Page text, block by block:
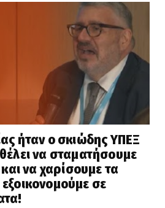
ήταν ο σκιώδης ΥΠΕΞ
να σταματήσουμε
και να χαρίσουμε τα
σε